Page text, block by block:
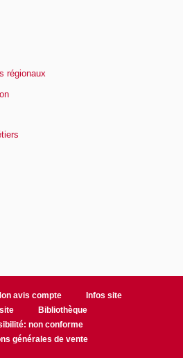
régionaux
avis compte
Infos site
Bibliothèque
non conforme
générales de vente